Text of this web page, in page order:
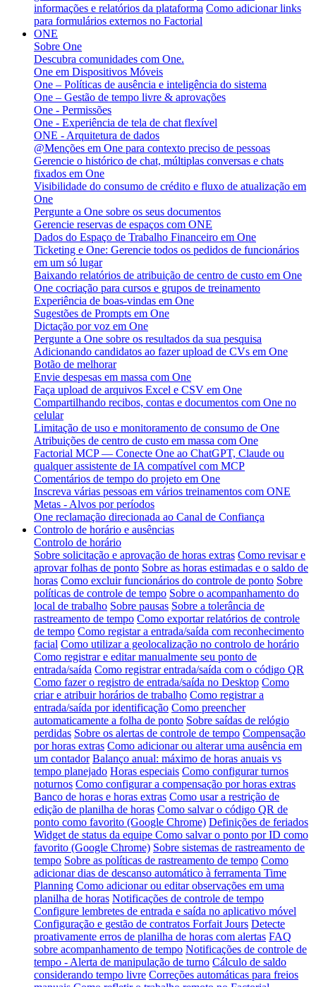
informações e relatórios da plataforma Como adicionar links
para formulários externos no Factorial
ONE
Sobre One
Descubra comunidades com One.
One em Dispositivos Móveis
One – Políticas de ausência e inteligência do sistema
One – Gestão de tempo livre & aprovações
One - Permissões
One - Experiência de tela de chat flexível
ONE - Arquitetura de dados
@Menções em One para contexto preciso de pessoas
Gerencie o histórico de chat, múltiplas conversas e chats
fixados em One
Visibilidade do consumo de crédito e fluxo de atualização em
One
Pergunte a One sobre os seus documentos
Gerencie reservas de espaços com ONE
Dados do Espaço de Trabalho Financeiro em One
Ticketing e One: Gerencie todos os pedidos de funcionários
em um só lugar
Baixando relatórios de atribuição de centro de custo em One
One cocriação para cursos e grupos de treinamento
Experiência de boas-vindas em One
Sugestões de Prompts em One
Dictação por voz em One
Pergunte a One sobre os resultados da sua pesquisa
Adicionando candidatos ao fazer upload de CVs em One
Botão de melhorar
Envie despesas em massa com One
Faça upload de arquivos Excel e CSV em One
Compartilhando recibos, contas e documentos com One no
celular
Limitação de uso e monitoramento de consumo de One
Atribuições de centro de custo em massa com One
Factorial MCP — Conecte One ao ChatGPT, Claude ou
qualquer assistente de IA compatível com MCP
Comentários de tempo do projeto em One
Inscreva várias pessoas em vários treinamentos com ONE
Metas - Alvos por períodos
One reclamação direcionada ao Canal de Confiança
Controlo de horário e ausências
Controlo de horário
Sobre solicitação e aprovação de horas extras Como revisar e
aprovar folhas de ponto Sobre as horas estimadas e o saldo de
horas Como excluir funcionários do controle de ponto Sobre
políticas de controle de tempo Sobre o acompanhamento do
local de trabalho Sobre pausas Sobre a tolerância de
rastreamento de tempo Como exportar relatórios de controle
de tempo Como registar a entrada/saída com reconhecimento
facial Como utilizar a geolocalização no controlo de horário
Como registrar e editar manualmente seu ponto de
entrada/saída Como registrar entrada/saída com o código QR
Como fazer o registro de entrada/saída no Desktop Como
criar e atribuir horários de trabalho Como registrar a
entrada/saída por identificação Como preencher
automaticamente a folha de ponto Sobre saídas de relógio
perdidas Sobre os alertas de controle de tempo Compensação
por horas extras Como adicionar ou alterar uma ausência em
um contador Balanço anual: máximo de horas anuais vs
tempo planejado Horas especiais Como configurar turnos
noturnos Como configurar a compensação por horas extras
Banco de horas e horas extras Como usar a restrição de
edição de planilha de horas Como salvar o código QR de
ponto como favorito (Google Chrome) Definições de feriados
Widget de status da equipe Como salvar o ponto por ID como
favorito (Google Chrome) Sobre sistemas de rastreamento de
tempo Sobre as políticas de rastreamento de tempo Como
adicionar dias de descanso automático à ferramenta Time
Planning Como adicionar ou editar observações em uma
planilha de horas Notificações de controle de tempo
Configure lembretes de entrada e saída no aplicativo móvel
Configuração e gestão de contratos Forfait Jours Detecte
proativamente erros de planilha de horas com alertas FAQ
sobre acompanhamento de tempo Notificações de controle de
tempo - Alerta de manipulação de turno Cálculo de saldo
considerando tempo livre Correções automáticas para freios